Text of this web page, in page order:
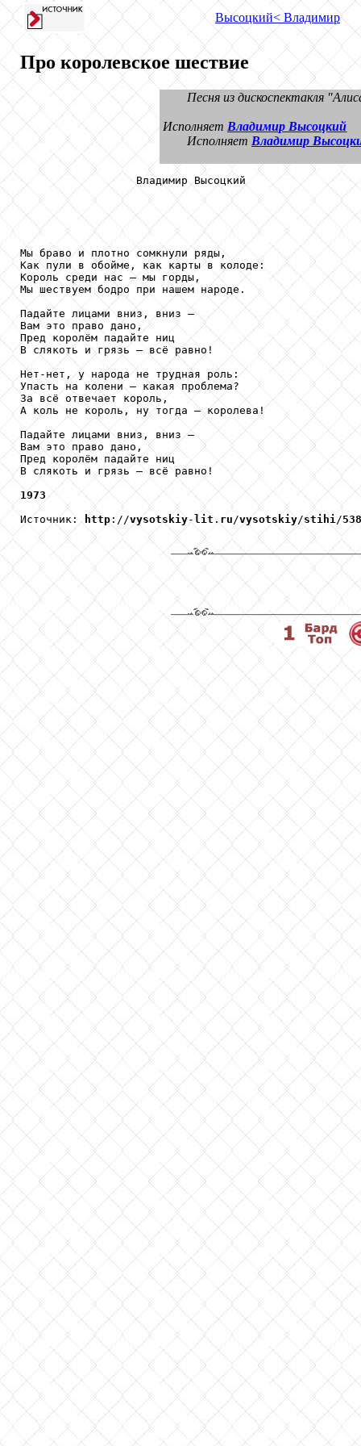
Высоцкий< Владимир
Про королевское шествие
Песня из дискоспектакля
Исполняет Владимир Высоцкий
Исполняет Владимир
                  Владимир Высоцкий
Мы браво и плотно сомкнули ряды,
Как пули в обойме, как карты в колоде:
Король среди нас — мы горды,
Мы шествуем бодро при нашем народе.
Падайте лицами вниз, вниз —
Вам это право дано,
Пред королём падайте ниц
В слякоть и грязь — всё равно!
Нет-нет, у народа не трудная роль:
Упасть на колени — какая проблема?
За всё отвечает король,
А коль не король, ну тогда — королева!
Падайте лицами вниз, вниз —
Вам это право дано,
Пред королём падайте ниц
В слякоть и грязь — всё равно!
1973
Источник:
http ://vysotskiy- lit . ru/vysotskiy/stihi/538